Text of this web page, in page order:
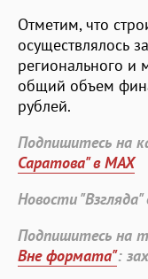
Отметим, что
осуществлялось
регионального и
общий объем
рублей.
Подпишитесь на
Саратова" в MAX
Новости
Подпишитесь на
Вне формата":